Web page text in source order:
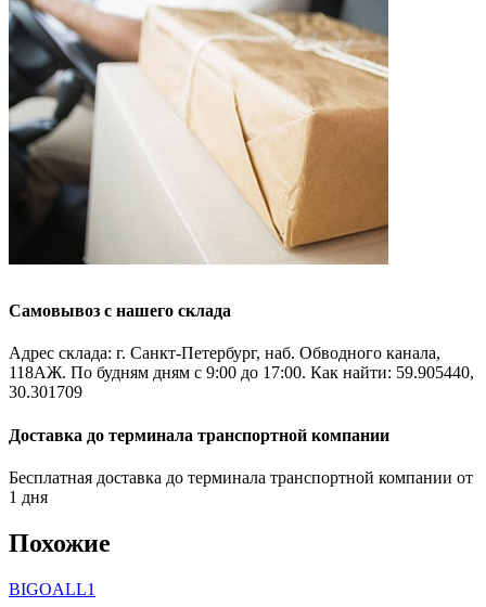
Самовывоз с нашего склада
Адрес склада: г. Санкт-Петербург, наб. Обводного канала,
118АЖ. По будням дням с 9:00 до 17:00. Как найти: 59.905440,
30.301709
Доставка до терминала транспортной компании
Бесплатная доставка до терминала транспортной компании от
1 дня
Похожие
BIGOALL1